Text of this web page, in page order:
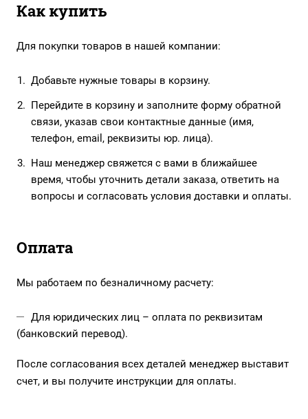
Как купить
Для покупки товаров в нашей компании:
Добавьте нужные товары в корзину.
Перейдите в корзину и заполните форму обратной
связи, указав свои контактные данные (имя,
телефон, email, реквизиты юр. лица).
Наш менеджер свяжется с вами в ближайшее
время, чтобы уточнить детали заказа, ответить на
вопросы и согласовать условия доставки и оплаты.
Оплата
Мы работаем по безналичному расчету:
Для юридических лиц – оплата по реквизитам
(банковский перевод).
После согласования всех деталей менеджер выставит
счет, и вы получите инструкции для оплаты.